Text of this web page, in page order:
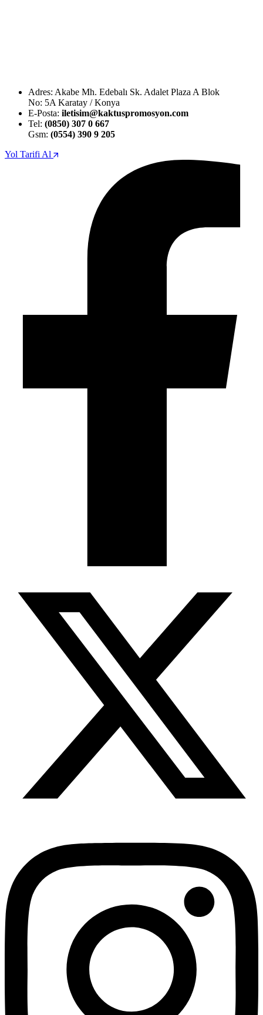
Adres: Akabe Mh. Edebalı Sk. Adalet Plaza A Blok
No: 5A Karatay / Konya
E-Posta: iletisim@kaktuspromosyon.com
Tel: (0850) 307 0 667
Gsm: (0554) 390 9 205
Yol Tarifi Al